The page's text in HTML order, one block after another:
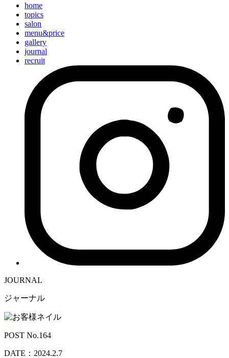
home
topics
salon
menu&price
gallery
journal
recruit
JOURNAL
ジャーナル
POST No.164
DATE：2024.2.7